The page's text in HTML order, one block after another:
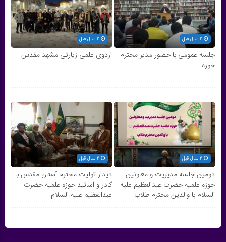
2 سال قبل
جلسه عمومی با حضور مدیر محترم
حوزه
اردوی علمی زیارتی مشهد مقدس
2 سال قبل
دومین جلسه مدیریت و معاونین
حوزه علمیه حضرت عبدالعظیم علیه
السلام با والدین محترم طلاب
دیدار تولیت محترم آستان مقدس با
کادر و اساتید حوزه علمیه حضرت
عبدالعظیم علیه السلام